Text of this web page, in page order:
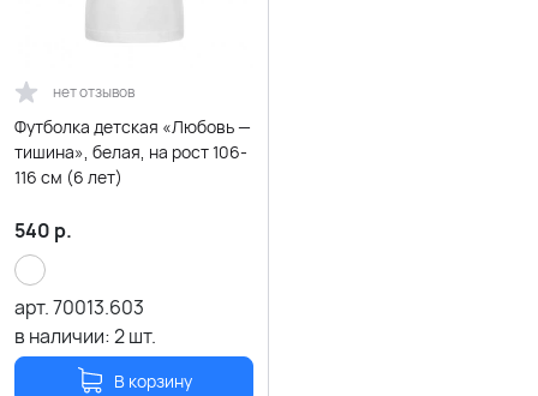
нет отзывов
Футболка детская «Любовь —
тишина», белая, на рост 106-
116 см (6 лет)
540 р.
арт.70013.603
в наличии:2шт.
В корзину